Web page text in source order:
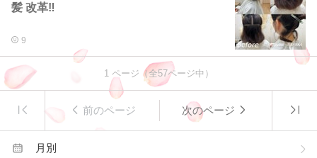
髪 改革‼️
9
1ページ（全57ページ中）
前のページ 次のページ
月別